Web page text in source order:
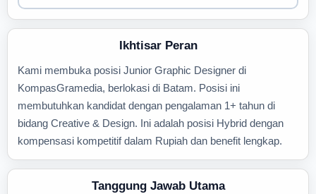
Ikhtisar Peran
Kami membuka posisi Junior Graphic Designer di
KompasGramedia, berlokasi di Batam. Posisi ini
membutuhkan kandidat dengan pengalaman 1+ tahun di
bidang Creative & Design. Ini adalah posisi Hybrid dengan
kompensasi kompetitif dalam Rupiah dan benefit lengkap.
Tanggung Jawab Utama